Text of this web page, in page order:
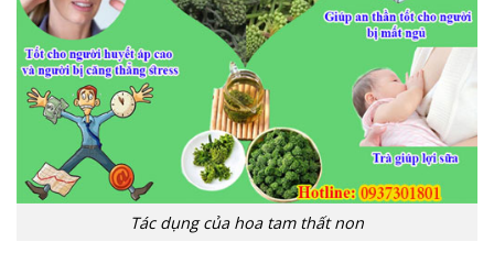
Tác dụng của hoa tam thất non